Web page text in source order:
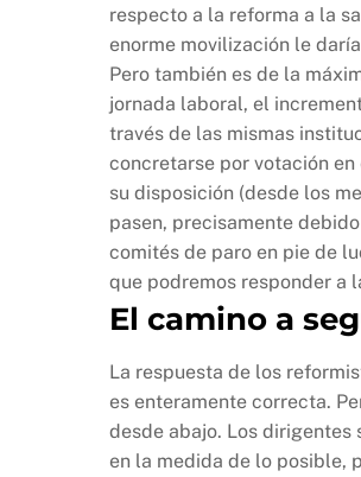
respecto a la reforma a la
enorme movilización le
Pero también es de la
jornada laboral, el
través de las mismas
concretarse por votación
su disposición (desde los
pasen, precisamente
comités de paro en pie de
que podremos responder a
El camino a
La respuesta de los
es enteramente correcta.
desde abajo. Los
en la medida de lo posible,